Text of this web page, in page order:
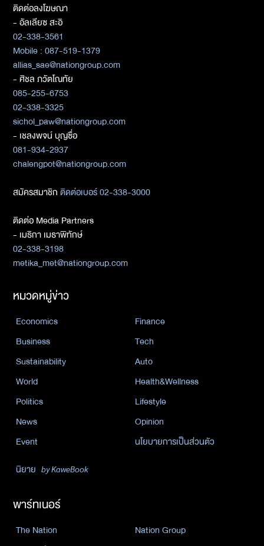
ติดต่อลงโฆษณา
- อัลเลียซ สะอิ
02-338-3561
Mobile : 087-519-1379
allias_sae@nationgroup.com
- ศิชล ภวัตโณทัย
085-255-6753
02-338-3325
sichol_paw@nationgroup.com
- เชลงพจน์ บุญซื่อ
081-934-2937
chalengpot@nationgroup.com
สมัครสมาชิกติดต่อเบอร์ 02-338-3000
ติดต่อ Media Partners
- เมธิกา เมธาพิทักษ์
02-338-3198
metika_met@nationgroup.com
หมวดหมู่ข่าว
Economics
Finance
Business
Tech
Sustainability
Auto
World
Health&Wellness
Politics
Lifestyle
News
Opinion
Event
นโยบายการเป็นส่วนตัว
นิยาย by KaweBook
พาร์ทเนอร์
The Nation
Nation Group